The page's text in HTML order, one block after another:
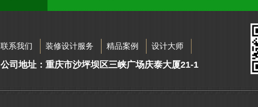
联系我们 装修设计服务 精品案例 设计大师
公司地址：重庆市沙坪坝区三峡广场庆泰大厦21-1